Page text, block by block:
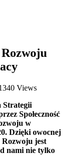
Views
Strategii
Społeczność
w
Dzięki owocnej
jest
nami nie tylko